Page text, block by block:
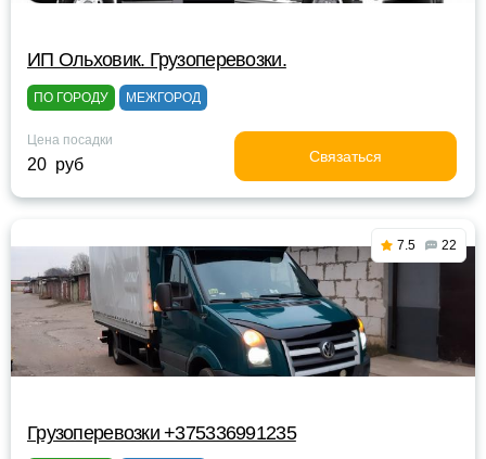
ИП Ольховик. Грузоперевозки.
ПО ГОРОДУ МЕЖГОРОД
Цена посадки
20 руб Связаться
7.5 22
Грузоперевозки +375336991235